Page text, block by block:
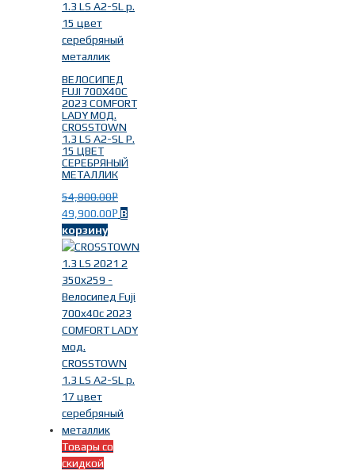
ВЕЛОСИПЕД
FUJI 700X40C
2023 COMFORT
LADY МОД.
CROSSTOWN
1.3 LS A2-SL Р.
15 ЦВЕТ
СЕРЕБРЯНЫЙ
МЕТАЛЛИК
54,800.00Р
49,900.00Р В
корзину
Товары со
скидкой